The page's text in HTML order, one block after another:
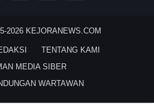
2026 KEJORANEWS.COM
TENTANG KAMI
MEDIA SIBER
WARTAWAN